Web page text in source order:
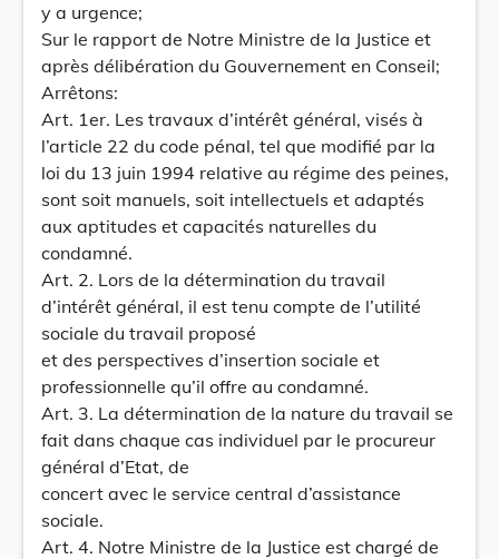
y a urgence;
Sur le rapport de Notre Ministre de la Justice et
après délibération du Gouvernement en Conseil;
Arrêtons:
Art. 1er. Les travaux d’intérêt général, visés à
l’article 22 du code pénal, tel que modifié par la
loi du 13 juin 1994 relative au régime des peines,
sont soit manuels, soit intellectuels et adaptés
aux aptitudes et capacités naturelles du
condamné.
Art. 2. Lors de la détermination du travail
d’intérêt général, il est tenu compte de l’utilité
sociale du travail proposé
et des perspectives d’insertion sociale et
professionnelle qu’il offre au condamné.
Art. 3. La détermination de la nature du travail se
fait dans chaque cas individuel par le procureur
général d’Etat, de
concert avec le service central d’assistance
sociale.
Art. 4. Notre Ministre de la Justice est chargé de